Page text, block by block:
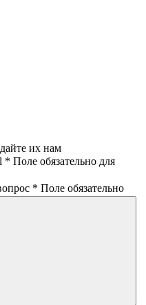
их нам
* Поле обязательно для
* Поле обязательно